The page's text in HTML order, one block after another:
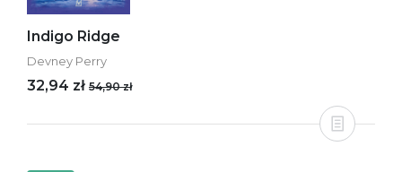
Indigo Ridge
Devney Perry
32,94 zł 54,90 zł